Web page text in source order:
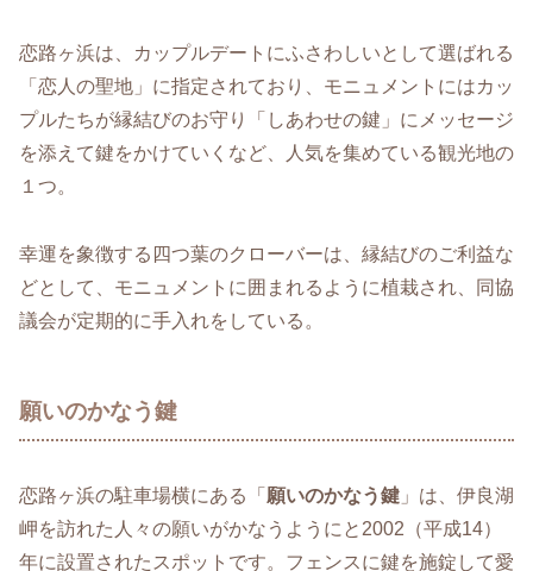
恋路ヶ浜は、カップルデートにふさわしいとして選ばれる
「恋人の聖地」に指定されており、モニュメントにはカッ
プルたちが縁結びのお守り「しあわせの鍵」にメッセージ
を添えて鍵をかけていくなど、人気を集めている観光地の
１つ。
幸運を象徴する四つ葉のクローバーは、縁結びのご利益な
どとして、モニュメントに囲まれるように植栽され、同協
議会が定期的に手入れをしている。
願いのかなう鍵
恋路ヶ浜の駐車場横にある「 願いのかなう鍵 」は、伊良湖
岬を訪れた人々の願いがかなうようにと2002（平成14）
年に設置されたスポットです。フェンスに鍵を施錠して愛